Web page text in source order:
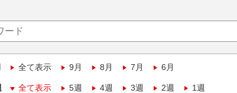
全て表示 9月 8月 7月 6月
全て表示 5週 4週 3週 2週 1週